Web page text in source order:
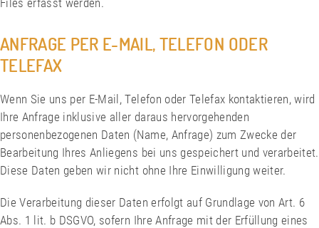
ANFRAGE PER E-MAIL, TELEFON ODER
TELEFAX
Wenn Sie uns per E-Mail, Telefon oder Telefax kontaktieren, wird
Ihre Anfrage inklusive aller daraus hervorgehenden
personenbezogenen Daten (Name, Anfrage) zum Zwecke der
Bearbeitung Ihres Anliegens bei uns gespeichert und verarbeitet.
Diese Daten geben wir nicht ohne Ihre Einwilligung weiter.
Die Verarbeitung dieser Daten erfolgt auf Grundlage von Art. 6
Abs. 1 lit. b DSGVO, sofern Ihre Anfrage mit der Erfüllung eines